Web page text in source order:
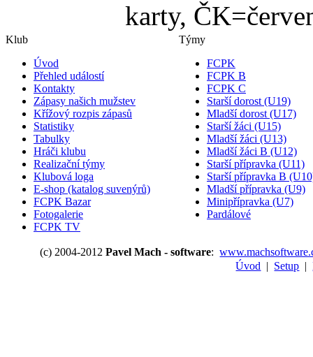
karty,
Klub
Úvod
Přehled událostí
Kontakty
Zápasy našich mužstev
Křížový rozpis zápasů
Statistiky
Tabulky
Hráči klubu
Realizační týmy
Klubová loga
E-shop (katalog suvenýrů)
FCPK Bazar
Fotogalerie
FCPK TV
Týmy
FCPK
FCPK B
FCPK C
Starší dorost (U19)
Mladší dorost (U17)
Starší žáci (U15)
Mladší žáci (U13)
Mladší žáci B (U12)
Starší přípravka (U11)
Starší přípravka B
Mladší přípravka (U9)
Minipřípravka (U7)
Pardálové
(c) 2004-2012Pavel Mach - software:
Úvod | Setup |